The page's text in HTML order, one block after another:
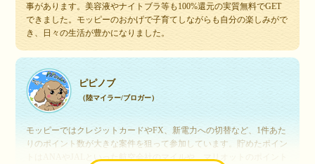
事があります。美容液やナイトブラ等も100%還元の実質無料でGET
できました。モッピーのおかげで子育てしながらも自分の楽しみがで
き、日々の生活が豊かになりました。
ピピノブ
（陸マイラー/ブロガー）
モッピーではクレジットカードやFX、新電力への切替など、1件あた
りのポイント数が大きな案件を狙って参加しています。貯めたポイン